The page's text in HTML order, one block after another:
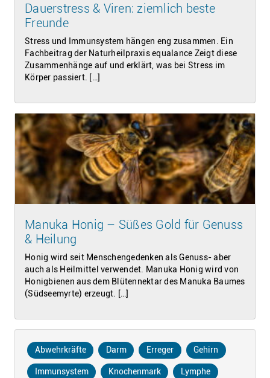
Dauerstress & Viren: ziemlich beste
Freunde
Stress und Immunsystem hängen eng zusammen. Ein
Fachbeitrag der Naturheilpraxis equalance Zeigt diese
Zusammenhänge auf und erklärt, was bei Stress im
Körper passiert. […]
Manuka Honig – Süßes Gold für Genuss
& Heilung
Honig wird seit Menschengedenken als Genuss- aber
auch als Heilmittel verwendet. Manuka Honig wird von
Honigbienen aus dem Blütennektar des Manuka Baumes
(Südseemyrte) erzeugt. […]
Abwehrkräfte Darm Erreger Gehirn
Immunsystem Knochenmark Lymphe